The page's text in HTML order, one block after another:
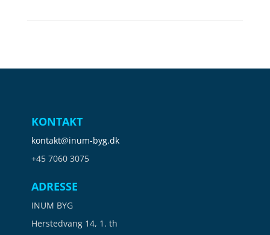
KONTAKT
kontakt@inum-byg.dk
+45 7060 3075
ADRESSE
INUM BYG
Herstedvang 14, 1. th